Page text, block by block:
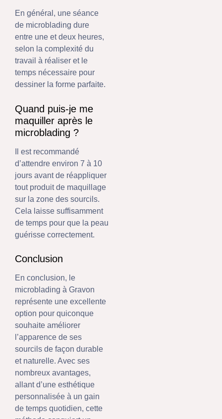
En général, une séance
de microblading dure
entre une et deux heures,
selon la complexité du
travail à réaliser et le
temps nécessaire pour
dessiner la forme parfaite.
Quand puis-je me
maquiller après le
microblading ?
Il est recommandé
d’attendre environ 7 à 10
jours avant de réappliquer
tout produit de maquillage
sur la zone des sourcils.
Cela laisse suffisamment
de temps pour que la peau
guérisse correctement.
Conclusion
En conclusion, le
microblading à Gravon
représente une excellente
option pour quiconque
souhaite améliorer
l’apparence de ses
sourcils de façon durable
et naturelle. Avec ses
nombreux avantages,
allant d’une esthétique
personnalisée à un gain
de temps quotidien, cette